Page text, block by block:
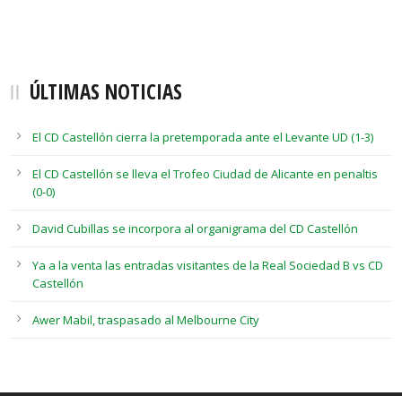
ÚLTIMAS NOTICIAS
El CD Castellón cierra la pretemporada ante el Levante UD (1-3)
El CD Castellón se lleva el Trofeo Ciudad de Alicante en penaltis
(0-0)
David Cubillas se incorpora al organigrama del CD Castellón
Ya a la venta las entradas visitantes de la Real Sociedad B vs CD
Castellón
Awer Mabil, traspasado al Melbourne City